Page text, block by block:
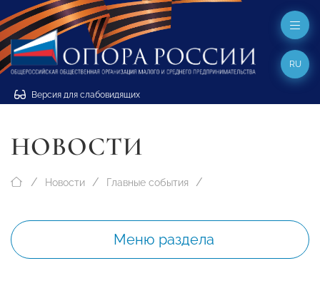
Версия для слабовидящих
RU
НОВОСТИ
Новости Главные события
Меню раздела